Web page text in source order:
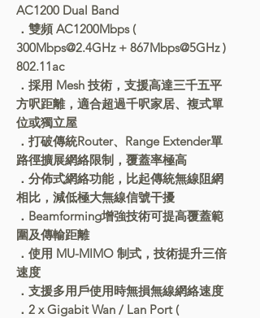
AC1200 Dual Band
．雙頻 AC1200Mbps (
300Mbps@2.4GHz + 867Mbps@5GHz )
802.11ac
．採用 Mesh 技術，支援高達三千五平
方呎距離，適合超過千呎家居、複式單
位或獨立屋
．打破傳統Router、Range Extender單
路徑擴展網絡限制，覆蓋率極高
．分佈式網絡功能，比起傳統無線阻網
相比，減低極大無線信號干擾
．Beamforming增強技術可提高覆蓋範
圍及傳輸距離
．使用 MU-MIMO 制式，技術提升三倍
速度
．支援多用戶使用時無損無線網絡速度
．2 x Gigabit Wan / Lan Port (